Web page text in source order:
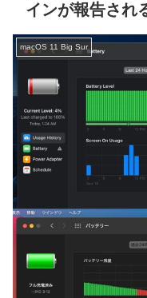
インが報告され
macOS 11 Big Sur